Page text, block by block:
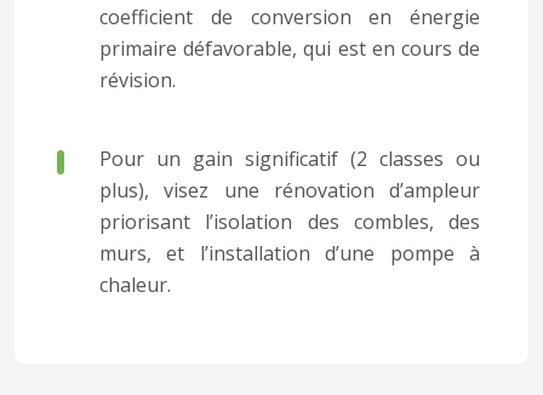
coefficient de conversion en énergie
primaire défavorable, qui est en cours de
révision.
Pour un gain significatif (2 classes ou
plus), visez une rénovation d’ampleur
priorisant l’isolation des combles, des
murs, et l’installation d’une pompe à
chaleur.